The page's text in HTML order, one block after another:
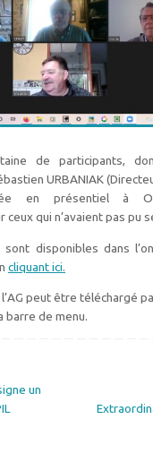
de participants,
URBANIAK
en présentiel à
qui n’avaient pas pu
sont disponibles dans
cliquant ici.
peut être téléchargé
barre de menu.
un